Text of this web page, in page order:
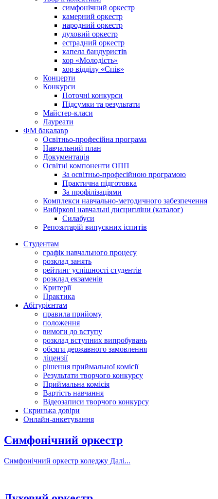
симфонічний оркестр
камерний оркестр
народний оркестр
духовий оркестр
естрадний оркестр
капела бандуристів
хор «Молодість»
хор відділу «Спів»
Концерти
Конкурси
Поточні конкурси
Підсумки та результати
Майстер-класи
Лауреати
ФМ бакалавр
Освітньо-професійна програма
Навчальний план
Документація
Освітні компоненти ОПП
За освітньо-професійною програмою
Практична підготовка
За профілізаціями
Комплекси навчально-методичного забезпечення
Вибіркові навчальні дисципліни (каталог)
Силабуси
Репозитарій випускних іспитів
Студентам
графік навчального процесу
розклад занять
рейтинг успішності студентів
розклад екзаменів
Критерії
Практика
Абітурієнтам
правила прийому
положення
вимоги до вступу
розклад вступних випробувань
обсяги державного замовлення
ліцензії
рішення приймальної комісії
Результати творчого конкурсу
Приймальна комісія
Вартість навчання
Відеозаписи творчого конкурсу
Скринька довіри
Онлайн-анкетування
Симфонічний оркестр
Симфонічний оркестр коледжу Далі...